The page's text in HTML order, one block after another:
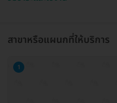
สาขาหรือแผนกที่ให้บริการ
1